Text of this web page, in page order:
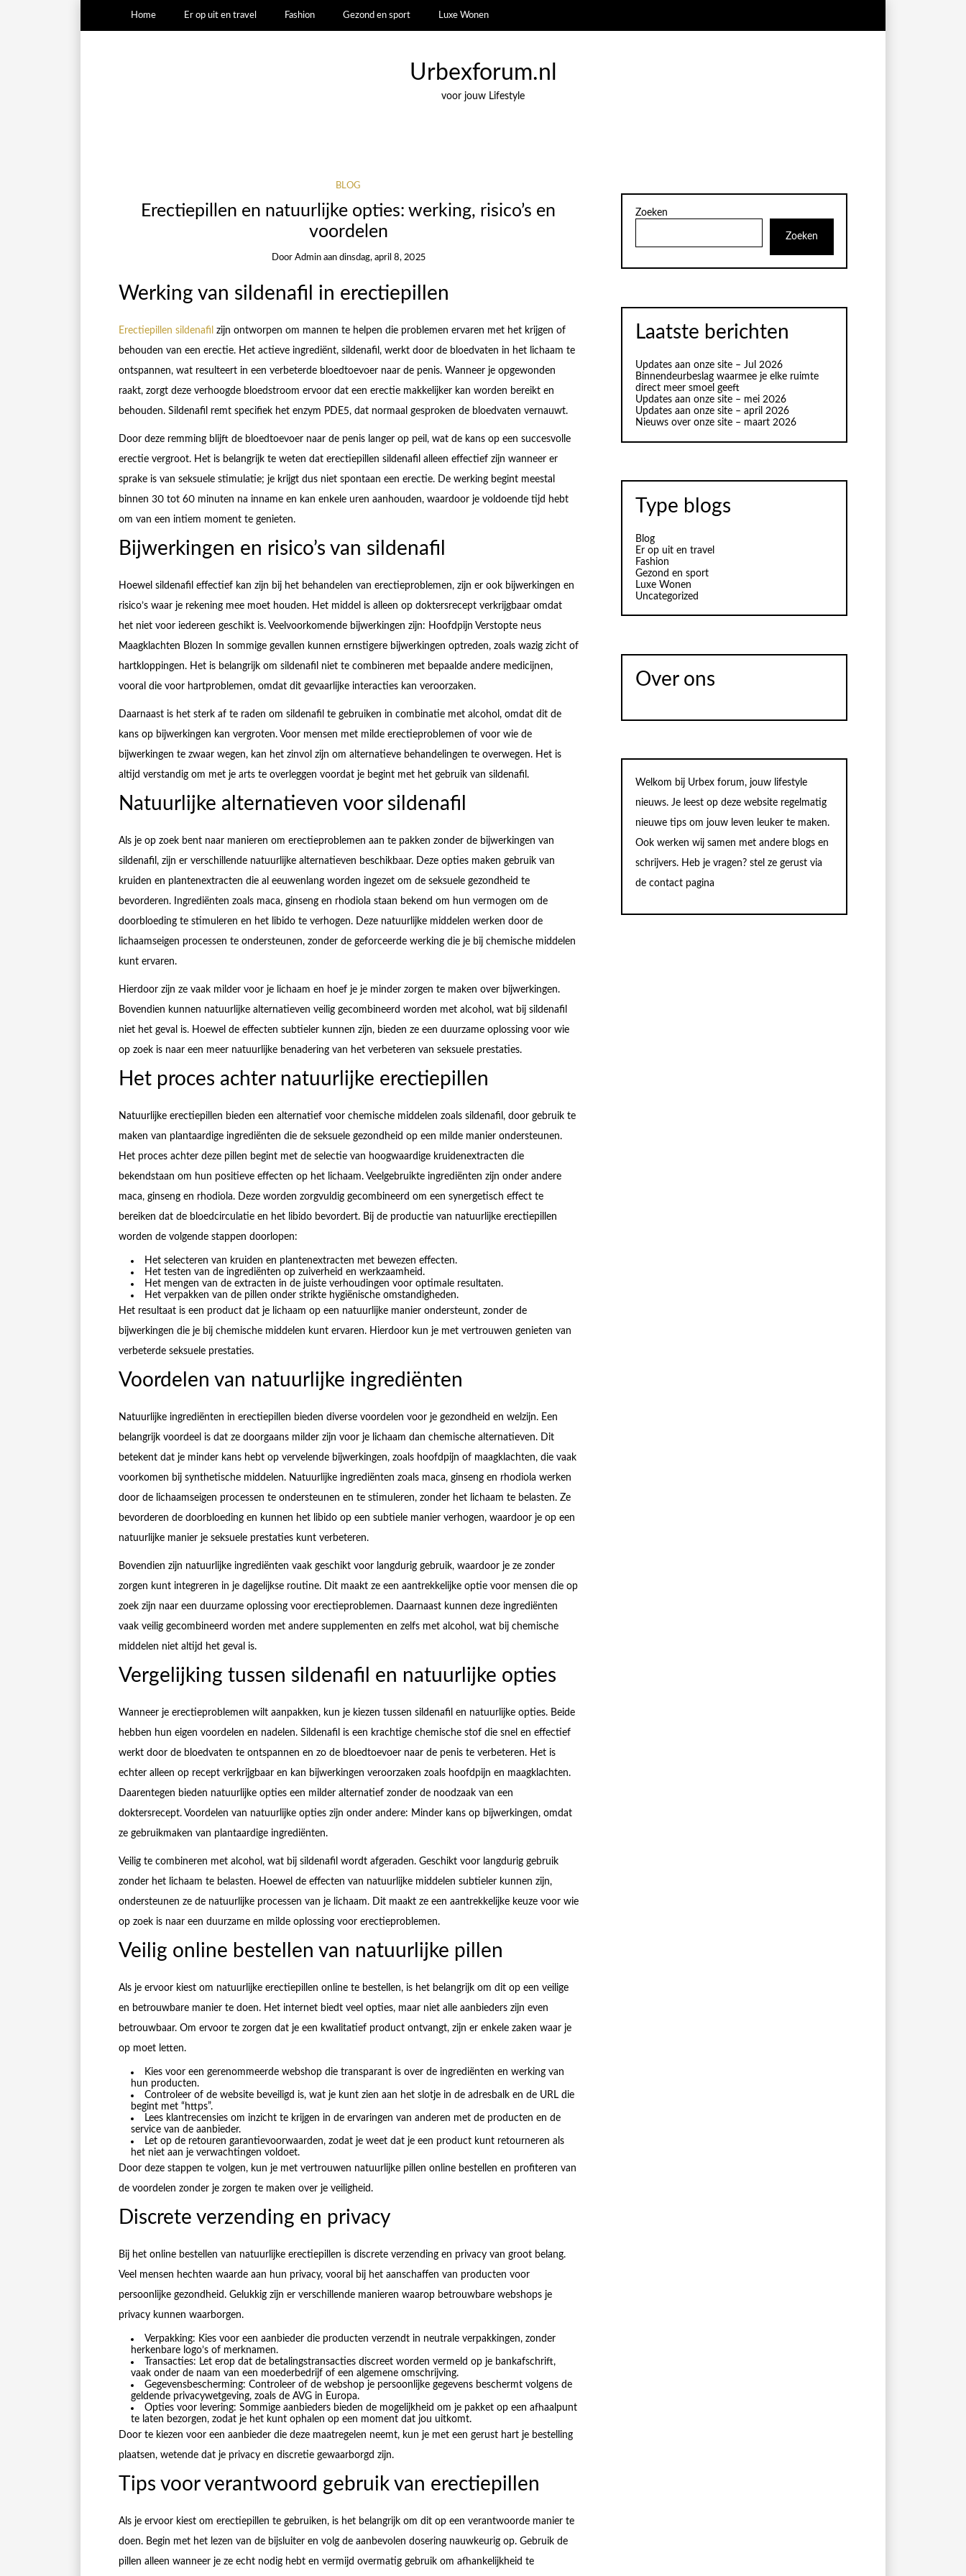
Home Er op uit en travel Fashion Gezond en sport Luxe Wonen
Urbexforum.nl
voor jouw Lifestyle
BLOG
Erectiepillen en natuurlijke opties: werking, risico’s en
voordelen
Door Admin aan dinsdag, april 8, 2025
Werking van sildenafil in erectiepillen
Erectiepillen sildenafil zijn ontworpen om mannen te helpen die problemen ervaren met het krijgen of
behouden van een erectie. Het actieve ingrediënt, sildenafil, werkt door de bloedvaten in het lichaam te
ontspannen, wat resulteert in een verbeterde bloedtoevoer naar de penis. Wanneer je opgewonden
raakt, zorgt deze verhoogde bloedstroom ervoor dat een erectie makkelijker kan worden bereikt en
behouden. Sildenafil remt specifiek het enzym PDE5, dat normaal gesproken de bloedvaten vernauwt.
Door deze remming blijft de bloedtoevoer naar de penis langer op peil, wat de kans op een succesvolle
erectie vergroot. Het is belangrijk te weten dat erectiepillen sildenafil alleen effectief zijn wanneer er
sprake is van seksuele stimulatie; je krijgt dus niet spontaan een erectie. De werking begint meestal
binnen 30 tot 60 minuten na inname en kan enkele uren aanhouden, waardoor je voldoende tijd hebt
om van een intiem moment te genieten.
Bijwerkingen en risico’s van sildenafil
Hoewel sildenafil effectief kan zijn bij het behandelen van erectieproblemen, zijn er ook bijwerkingen en
risico’s waar je rekening mee moet houden. Het middel is alleen op doktersrecept verkrijgbaar omdat
het niet voor iedereen geschikt is. Veelvoorkomende bijwerkingen zijn: Hoofdpijn Verstopte neus
Maagklachten Blozen In sommige gevallen kunnen ernstigere bijwerkingen optreden, zoals wazig zicht of
hartkloppingen. Het is belangrijk om sildenafil niet te combineren met bepaalde andere medicijnen,
vooral die voor hartproblemen, omdat dit gevaarlijke interacties kan veroorzaken.
Daarnaast is het sterk af te raden om sildenafil te gebruiken in combinatie met alcohol, omdat dit de
kans op bijwerkingen kan vergroten. Voor mensen met milde erectieproblemen of voor wie de
bijwerkingen te zwaar wegen, kan het zinvol zijn om alternatieve behandelingen te overwegen. Het is
altijd verstandig om met je arts te overleggen voordat je begint met het gebruik van sildenafil.
Natuurlijke alternatieven voor sildenafil
Als je op zoek bent naar manieren om erectieproblemen aan te pakken zonder de bijwerkingen van
sildenafil, zijn er verschillende natuurlijke alternatieven beschikbaar. Deze opties maken gebruik van
kruiden en plantenextracten die al eeuwenlang worden ingezet om de seksuele gezondheid te
bevorderen. Ingrediënten zoals maca, ginseng en rhodiola staan bekend om hun vermogen om de
doorbloeding te stimuleren en het libido te verhogen. Deze natuurlijke middelen werken door de
lichaamseigen processen te ondersteunen, zonder de geforceerde werking die je bij chemische middelen
kunt ervaren.
Hierdoor zijn ze vaak milder voor je lichaam en hoef je je minder zorgen te maken over bijwerkingen.
Bovendien kunnen natuurlijke alternatieven veilig gecombineerd worden met alcohol, wat bij sildenafil
niet het geval is. Hoewel de effecten subtieler kunnen zijn, bieden ze een duurzame oplossing voor wie
op zoek is naar een meer natuurlijke benadering van het verbeteren van seksuele prestaties.
Het proces achter natuurlijke erectiepillen
Natuurlijke erectiepillen bieden een alternatief voor chemische middelen zoals sildenafil, door gebruik te
maken van plantaardige ingrediënten die de seksuele gezondheid op een milde manier ondersteunen.
Het proces achter deze pillen begint met de selectie van hoogwaardige kruidenextracten die
bekendstaan om hun positieve effecten op het lichaam. Veelgebruikte ingrediënten zijn onder andere
maca, ginseng en rhodiola. Deze worden zorgvuldig gecombineerd om een synergetisch effect te
bereiken dat de bloedcirculatie en het libido bevordert. Bij de productie van natuurlijke erectiepillen
worden de volgende stappen doorlopen:
Het selecteren van kruiden en plantenextracten met bewezen effecten.
Het testen van de ingrediënten op zuiverheid en werkzaamheid.
Het mengen van de extracten in de juiste verhoudingen voor optimale resultaten.
Het verpakken van de pillen onder strikte hygiënische omstandigheden.
Het resultaat is een product dat je lichaam op een natuurlijke manier ondersteunt, zonder de
bijwerkingen die je bij chemische middelen kunt ervaren. Hierdoor kun je met vertrouwen genieten van
verbeterde seksuele prestaties.
Voordelen van natuurlijke ingrediënten
Natuurlijke ingrediënten in erectiepillen bieden diverse voordelen voor je gezondheid en welzijn. Een
belangrijk voordeel is dat ze doorgaans milder zijn voor je lichaam dan chemische alternatieven. Dit
betekent dat je minder kans hebt op vervelende bijwerkingen, zoals hoofdpijn of maagklachten, die vaak
voorkomen bij synthetische middelen. Natuurlijke ingrediënten zoals maca, ginseng en rhodiola werken
door de lichaamseigen processen te ondersteunen en te stimuleren, zonder het lichaam te belasten. Ze
bevorderen de doorbloeding en kunnen het libido op een subtiele manier verhogen, waardoor je op een
natuurlijke manier je seksuele prestaties kunt verbeteren.
Bovendien zijn natuurlijke ingrediënten vaak geschikt voor langdurig gebruik, waardoor je ze zonder
zorgen kunt integreren in je dagelijkse routine. Dit maakt ze een aantrekkelijke optie voor mensen die op
zoek zijn naar een duurzame oplossing voor erectieproblemen. Daarnaast kunnen deze ingrediënten
vaak veilig gecombineerd worden met andere supplementen en zelfs met alcohol, wat bij chemische
middelen niet altijd het geval is.
Vergelijking tussen sildenafil en natuurlijke opties
Wanneer je erectieproblemen wilt aanpakken, kun je kiezen tussen sildenafil en natuurlijke opties. Beide
hebben hun eigen voordelen en nadelen. Sildenafil is een krachtige chemische stof die snel en effectief
werkt door de bloedvaten te ontspannen en zo de bloedtoevoer naar de penis te verbeteren. Het is
echter alleen op recept verkrijgbaar en kan bijwerkingen veroorzaken zoals hoofdpijn en maagklachten.
Daarentegen bieden natuurlijke opties een milder alternatief zonder de noodzaak van een
doktersrecept. Voordelen van natuurlijke opties zijn onder andere: Minder kans op bijwerkingen, omdat
ze gebruikmaken van plantaardige ingrediënten.
Veilig te combineren met alcohol, wat bij sildenafil wordt afgeraden. Geschikt voor langdurig gebruik
zonder het lichaam te belasten. Hoewel de effecten van natuurlijke middelen subtieler kunnen zijn,
ondersteunen ze de natuurlijke processen van je lichaam. Dit maakt ze een aantrekkelijke keuze voor wie
op zoek is naar een duurzame en milde oplossing voor erectieproblemen.
Veilig online bestellen van natuurlijke pillen
Als je ervoor kiest om natuurlijke erectiepillen online te bestellen, is het belangrijk om dit op een veilige
en betrouwbare manier te doen. Het internet biedt veel opties, maar niet alle aanbieders zijn even
betrouwbaar. Om ervoor te zorgen dat je een kwalitatief product ontvangt, zijn er enkele zaken waar je
op moet letten.
Kies voor een gerenommeerde webshop die transparant is over de ingrediënten en werking van
hun producten.
Controleer of de website beveiligd is, wat je kunt zien aan het slotje in de adresbalk en de URL die
begint met “https”.
Lees klantrecensies om inzicht te krijgen in de ervaringen van anderen met de producten en de
service van de aanbieder.
Let op de retouren garantievoorwaarden, zodat je weet dat je een product kunt retourneren als
het niet aan je verwachtingen voldoet.
Door deze stappen te volgen, kun je met vertrouwen natuurlijke pillen online bestellen en profiteren van
de voordelen zonder je zorgen te maken over je veiligheid.
Discrete verzending en privacy
Bij het online bestellen van natuurlijke erectiepillen is discrete verzending en privacy van groot belang.
Veel mensen hechten waarde aan hun privacy, vooral bij het aanschaffen van producten voor
persoonlijke gezondheid. Gelukkig zijn er verschillende manieren waarop betrouwbare webshops je
privacy kunnen waarborgen.
Verpakking: Kies voor een aanbieder die producten verzendt in neutrale verpakkingen, zonder
herkenbare logo’s of merknamen.
Transacties: Let erop dat de betalingstransacties discreet worden vermeld op je bankafschrift,
vaak onder de naam van een moederbedrijf of een algemene omschrijving.
Gegevensbescherming: Controleer of de webshop je persoonlijke gegevens beschermt volgens de
geldende privacywetgeving, zoals de AVG in Europa.
Opties voor levering: Sommige aanbieders bieden de mogelijkheid om je pakket op een afhaalpunt
te laten bezorgen, zodat je het kunt ophalen op een moment dat jou uitkomt.
Door te kiezen voor een aanbieder die deze maatregelen neemt, kun je met een gerust hart je bestelling
plaatsen, wetende dat je privacy en discretie gewaarborgd zijn.
Tips voor verantwoord gebruik van erectiepillen
Als je ervoor kiest om erectiepillen te gebruiken, is het belangrijk om dit op een verantwoorde manier te
doen. Begin met het lezen van de bijsluiter en volg de aanbevolen dosering nauwkeurig op. Gebruik de
pillen alleen wanneer je ze echt nodig hebt en vermijd overmatig gebruik om afhankelijkheid te
Zoeken
Zoeken
Laatste berichten
Updates aan onze site – Jul 2026
Binnendeurbeslag waarmee je elke ruimte
direct meer smoel geeft
Updates aan onze site – mei 2026
Updates aan onze site – april 2026
Nieuws over onze site – maart 2026
Type blogs
Blog
Er op uit en travel
Fashion
Gezond en sport
Luxe Wonen
Uncategorized
Over ons
Welkom bij Urbex forum, jouw lifestyle
nieuws. Je leest op deze website regelmatig
nieuwe tips om jouw leven leuker te maken.
Ook werken wij samen met andere blogs en
schrijvers. Heb je vragen? stel ze gerust via
de contact pagina